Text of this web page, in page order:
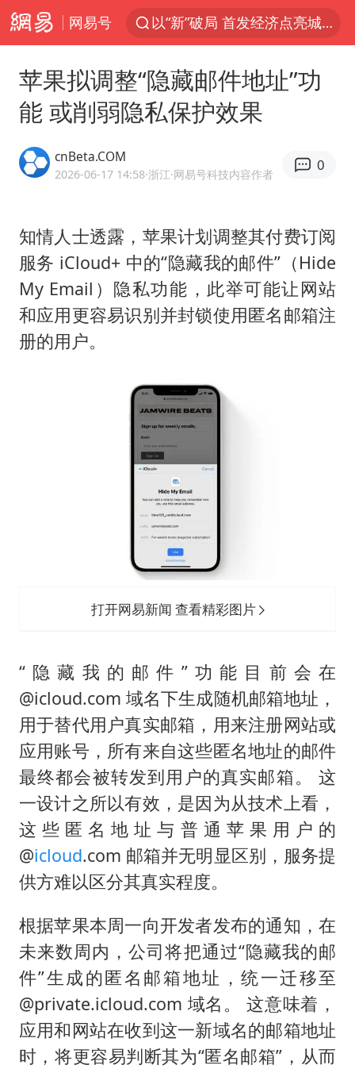
网易号
以“新”破局 首发经济点亮城市消费活力
台风白海豚即将进入48小时警戒线
郑国霖回应去景区上班被保安拦下
80后女柜员逆袭成4200亿银行副行长
感觉全东北都在等7号
中央气象台发布台风黄色预警
金饰克价大幅跳涨
多地要求领导干部带头休假
对话重庆地铁吐血女孩
奋进开新局 实干挑大梁
苹果拟调整“隐藏邮件地址”功
能 或削弱隐私保护效果
cnBeta.COM
2026-06-17 14:58·浙江·网易号科技内容作者
0
知情人士透露，苹果计划调整其付费订阅
服务 iCloud+ 中的“隐藏我的邮件”（Hide
My Email）隐私功能，此举可能让网站
和应用更容易识别并封锁使用匿名邮箱注
册的用户。
打开网易新闻 查看精彩图片
“隐藏我的邮件”功能目前会在
@icloud.com 域名下生成随机邮箱地址，
用于替代用户真实邮箱，用来注册网站或
应用账号，所有来自这些匿名地址的邮件
最终都会被转发到用户的真实邮箱。 这
一设计之所以有效，是因为从技术上看，
这些匿名地址与普通苹果用户的
@icloud.com 邮箱并无明显区别，服务提
供方难以区分其真实程度。
根据苹果本周一向开发者发布的通知，在
未来数周内，公司将把通过“隐藏我的邮
件”生成的匿名邮箱地址，统一迁移至
@private.icloud.com 域名。 这意味着，
应用和网站在收到这一新域名的邮箱地址
时，将更容易判断其为“匿名邮箱”，从而